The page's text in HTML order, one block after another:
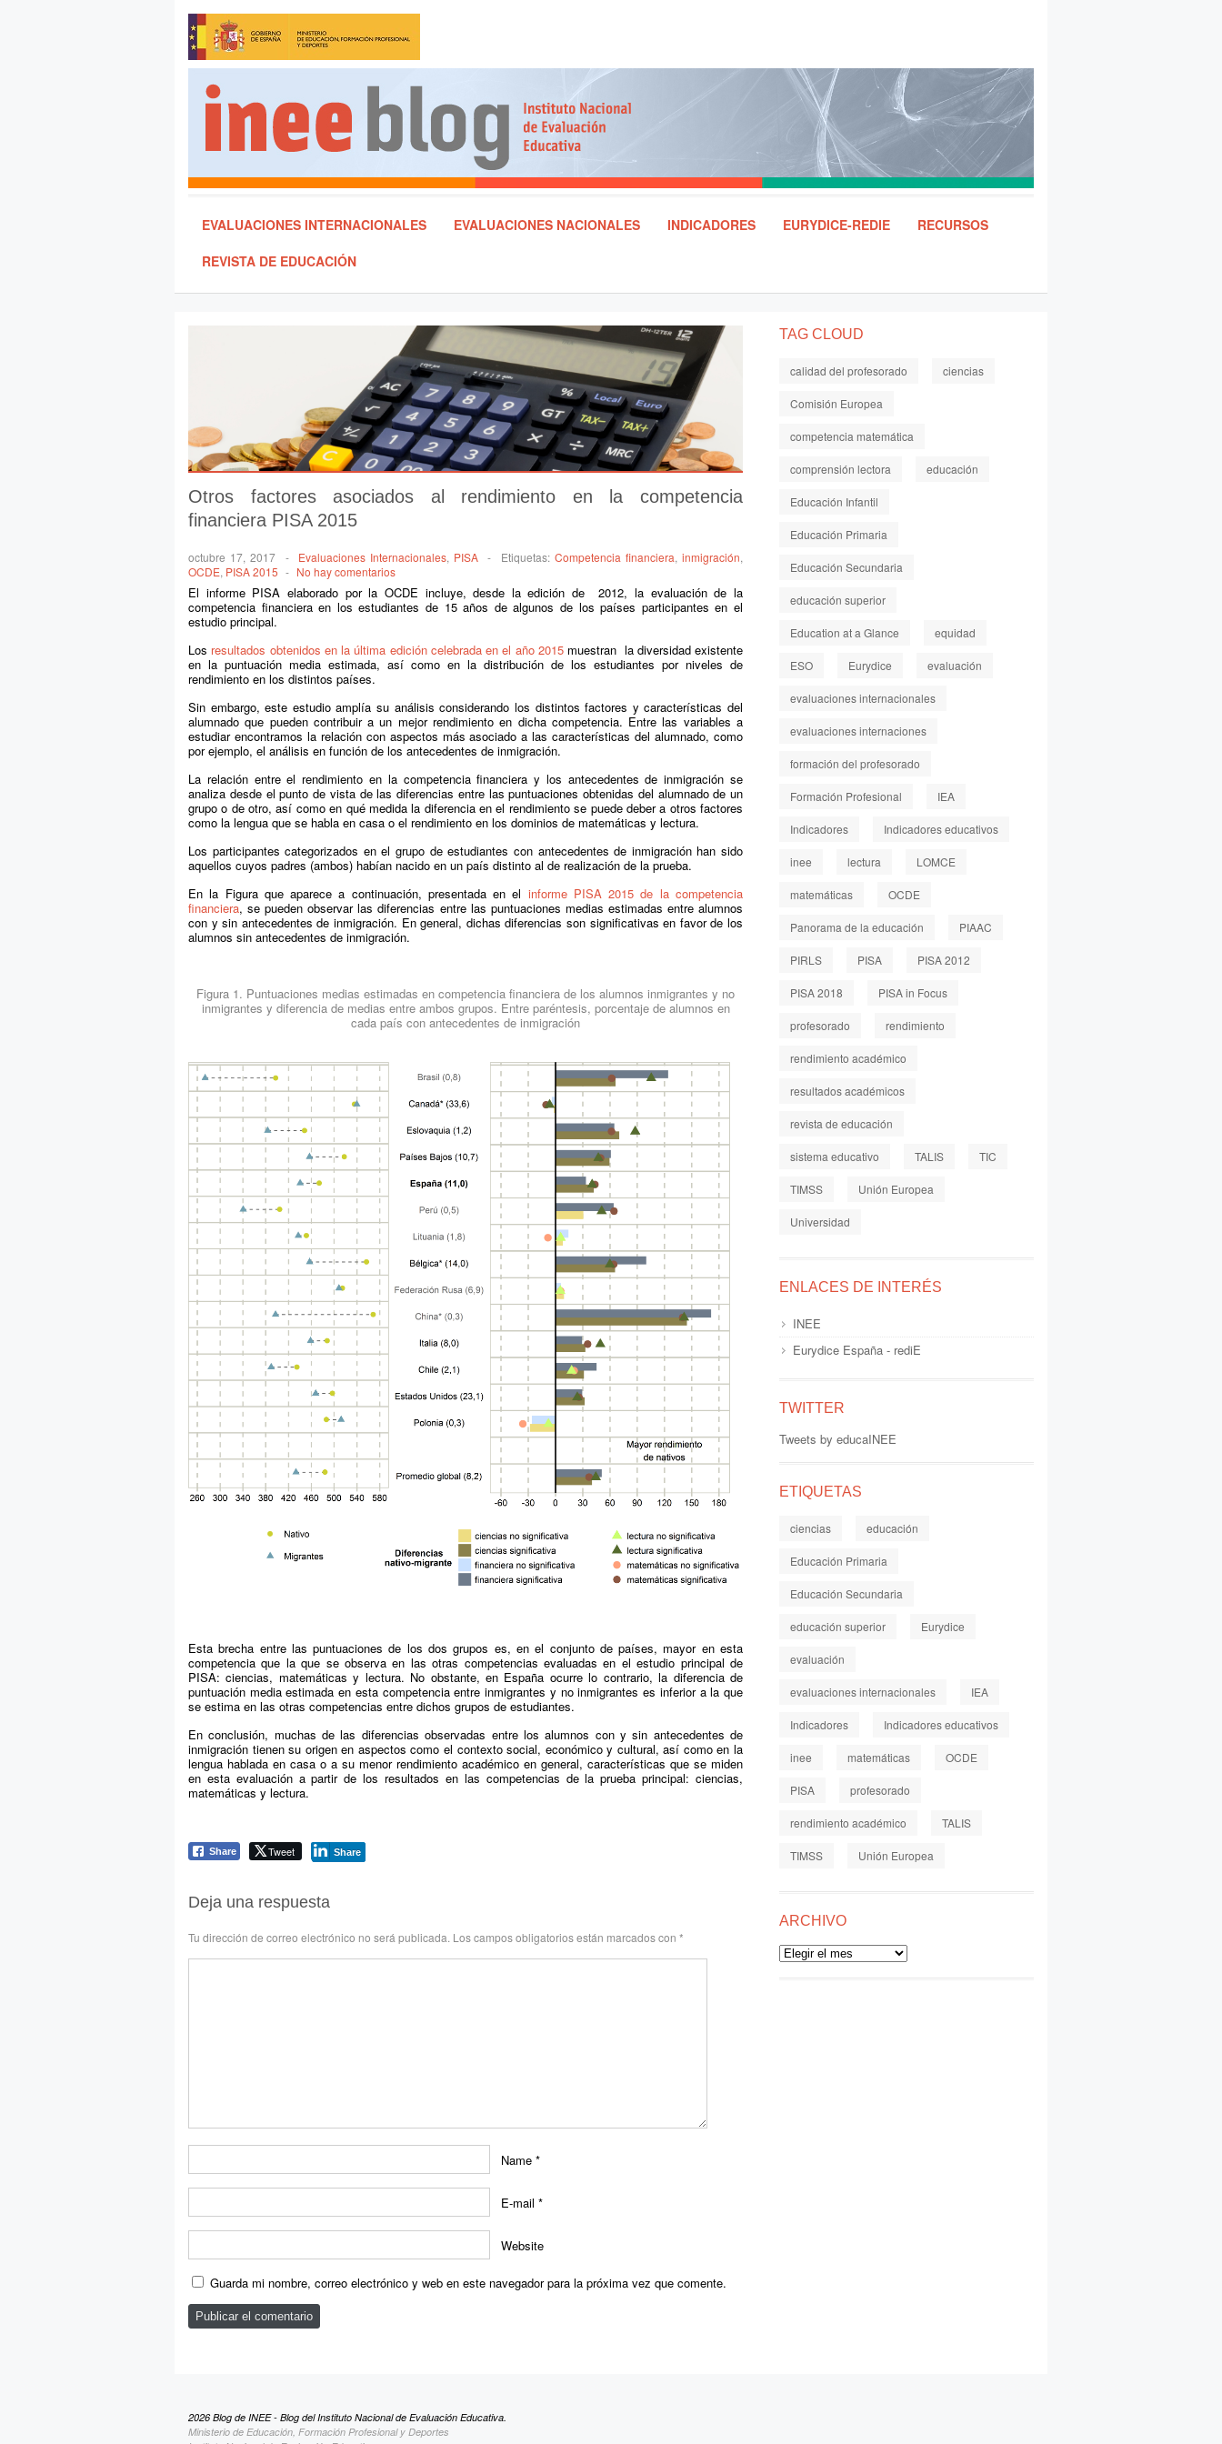
EVALUACIONES INTERNACIONALES EVALUACIONES NACIONALES INDICADORES EURYDICE-REDIE
RECURSOS
REVISTA DE EDUCACIÓN
Otros factores asociados al rendimiento en la competencia
financiera PISA 2015
octubre 17, 2017 - Evaluaciones Internacionales, PISA - Etiquetas: Competencia financiera,inmigración,
OCDE, PISA 2015 - No hay comentarios
El informe PISA elaborado por la OCDE incluye, desde la edición de 2012, la evaluación de la
competencia financiera en los estudiantes de 15 años de algunos de los países participantes en el
estudio principal.
Los resultados obtenidos en la última edición celebrada en el año 2015muestran la diversidad existente
en la puntuación media estimada, así como en la distribución de los estudiantes por niveles de
rendimiento en los distintos países.
Sin embargo, este estudio amplía su análisis considerando los distintos factores y características del
alumnado que pueden contribuir a un mejor rendimiento en dicha competencia. Entre las variables a
estudiar encontramos la relación con aspectos más asociado a las características del alumnado, como
por ejemplo, el análisis en función de los antecedentes de inmigración.
La relación entre el rendimiento en la competencia financiera y los antecedentes de inmigración se
analiza desde el punto de vista de las diferencias entre las puntuaciones obtenidas del alumnado de un
grupo o de otro, así como en qué medida la diferencia en el rendimiento se puede deber a otros factores
como la lengua que se habla en casa o el rendimiento en los dominios de matemáticas y lectura.
Los participantes categorizados en el grupo de estudiantes con antecedentes de inmigración han sido
aquellos cuyos padres (ambos) habían nacido en un país distinto al de realización de la prueba.
En la Figura que aparece a continuación, presentada en el informe PISA 2015 de la competencia
financiera, se pueden observar las diferencias entre las puntuaciones medias estimadas entre alumnos
con y sin antecedentes de inmigración. En general, dichas diferencias son significativas en favor de los
alumnos sin antecedentes de inmigración.
Figura 1. Puntuaciones medias estimadas en competencia financiera de los alumnos inmigrantes y no
inmigrantes y diferencia de medias entre ambos grupos. Entre paréntesis, porcentaje de alumnos en
cada país con antecedentes de inmigración
Esta brecha entre las puntuaciones de los dos grupos es, en el conjunto de países, mayor en esta
competencia que la que se observa en las otras competencias evaluadas en el estudio principal de
PISA: ciencias, matemáticas y lectura. No obstante, en España ocurre lo contrario, la diferencia de
puntuación media estimada en esta competencia entre inmigrantes y no inmigrantes es inferior a la que
se estima en las otras competencias entre dichos grupos de estudiantes.
En conclusión, muchas de las diferencias observadas entre los alumnos con y sin antecedentes de
inmigración tienen su origen en aspectos como el contexto social, económico y cultural, así como en la
lengua hablada en casa o a su menor rendimiento académico en general, características que se miden
en esta evaluación a partir de los resultados en las competencias de la prueba principal: ciencias,
matemáticas y lectura.
Share Tweet Share
Deja una respuesta
Tu dirección de correo electrónico no será publicada. Los campos obligatorios están marcados con *
Name *
E-mail *
Website
Guarda mi nombre, correo electrónico y web en este navegador para la próxima vez que comente.
TAG CLOUD
calidad del profesorado ciencias
Comisión Europea
competencia matemática
comprensión lectora educación
Educación Infantil
Educación Primaria
Educación Secundaria
educación superior
Education at a Glance equidad
ESO Eurydice evaluación
evaluaciones internacionales
evaluaciones internaciones
formación del profesorado
Formación Profesional IEA
Indicadores Indicadores educativos
inee lectura LOMCE
matemáticas OCDE
Panorama de la educación PIAAC
PIRLS PISA PISA 2012
PISA 2018 PISA in Focus
profesorado rendimiento
rendimiento académico
resultados académicos
revista de educación
sistema educativo TALIS TIC
TIMSS Unión Europea
Universidad
ENLACES DE INTERÉS
INEE
Eurydice España - rediE
TWITTER
Tweets by educaINEE
ETIQUETAS
ciencias educación
Educación Primaria
Educación Secundaria
educación superior Eurydice
evaluación
evaluaciones internacionales IEA
Indicadores Indicadores educativos
inee matemáticas OCDE
PISA profesorado
rendimiento académico TALIS
TIMSS Unión Europea
ARCHIVO
Archivo
2026 Blog de INEE - Blog del Instituto Nacional de Evaluación Educativa.
Ministerio de Educación, Formación Profesional y Deportes